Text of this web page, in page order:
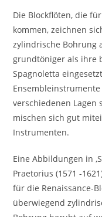
Die Blockflöten, die
kommen, zeichnen
zylindrische Bohrung
grundtöniger als ihre
Spagnoletta
verschiedenen Lagen
mischen sich gut
Instrumenten.
Eine Abbildungen in
Praetorius (1571 -
für die Renaissance-
überwiegend